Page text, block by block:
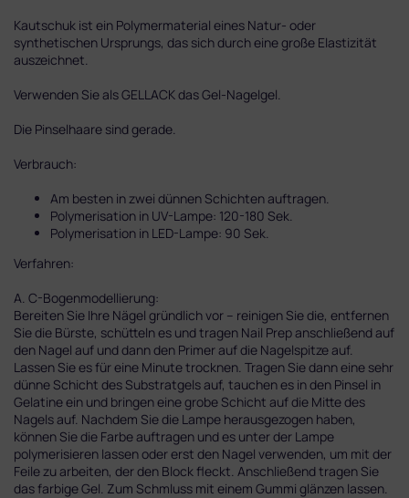
Kautschuk ist ein Polymermaterial eines Natur- oder
synthetischen Ursprungs, das sich durch eine große Elastizität
auszeichnet.
Verwenden Sie als GELLACK das Gel-Nagelgel.
Die Pinselhaare sind gerade.
Verbrauch:
Am besten in zwei dünnen Schichten auftragen.
Polymerisation in UV-Lampe: 120-180 Sek.
Polymerisation in LED-Lampe: 90 Sek.
Verfahren:
A. C-Bogenmodellierung:
Bereiten Sie Ihre Nägel gründlich vor – reinigen Sie die, entfernen
Sie die Bürste, schütteln es und tragen Nail Prep anschließend auf
den Nagel auf und dann den Primer auf die Nagelspitze auf.
Lassen Sie es für eine Minute trocknen. Tragen Sie dann eine sehr
dünne Schicht des Substratgels auf, tauchen es in den Pinsel in
Gelatine ein und bringen eine grobe Schicht auf die Mitte des
Nagels auf. Nachdem Sie die Lampe herausgezogen haben,
können Sie die Farbe auftragen und es unter der Lampe
polymerisieren lassen oder erst den Nagel verwenden, um mit der
Feile zu arbeiten, der den Block fleckt. Anschließend tragen Sie
das farbige Gel. Zum Schmluss mit einem Gummi glänzen lassen.